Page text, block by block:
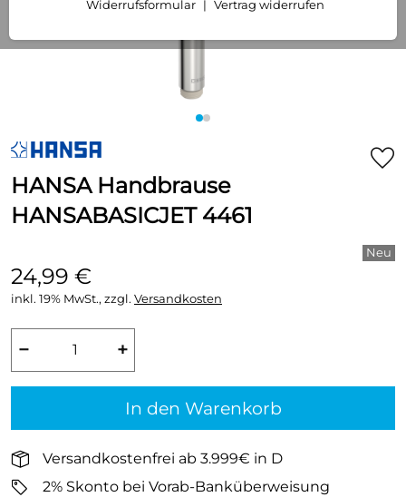
Widerrufsformular
Vertrag widerrufen
HANSA Handbrause
HANSABASICJET 4461
24,99 €
inkl. 19% MwSt., zzgl. Versandkosten
− +
In den Warenkorb
Versandkostenfrei ab 3.999€ in D
2% Skonto bei Vorab-Banküberweisung